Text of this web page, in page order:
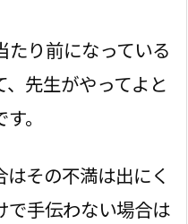
り前になっている
先生がやってよと
。
その不満は出にく
で手伝わない場合は